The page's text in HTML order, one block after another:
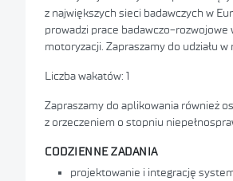
z największych sieci badawczych w
prowadzi prace badawczo-rozwojowe
motoryzacji. Zapraszamy do udziału w
Liczba wakatów: 1
Zapraszamy do aplikowania również
z orzeczeniem o stopniu
CODZIENNE ZADANIA
projektowanie i integrację